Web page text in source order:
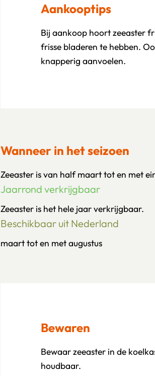
Aankooptips
Bij aankoop hoort zeeaster
frisse bladeren te hebben.
knapperig aanvoelen.
Wanneer in het seizoen
Zeeaster is van half maart tot en met
Jaarrond verkrijgbaar
Zeeaster is het hele jaar verkrijgbaar.
Beschikbaar uit Nederland
maart tot en met augustus
Bewaren
Bewaar zeeaster in de
houdbaar.